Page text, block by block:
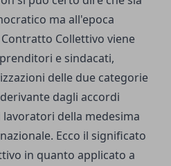
ma all'epoca
Collettivo viene
e sindacati,
delle due categorie
dagli accordi
della medesima
Ecco il significato
in quanto applicato a